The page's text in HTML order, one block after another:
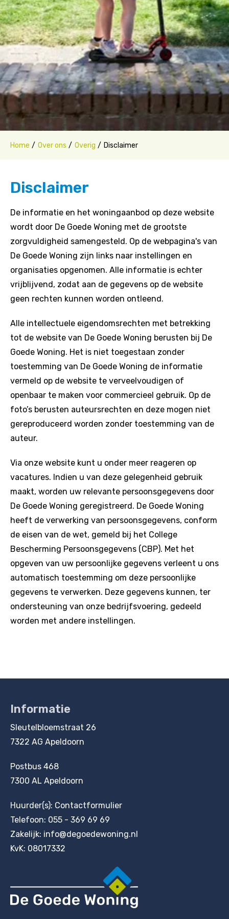
Home Over ons Overig Disclaimer
Disclaimer
De informatie en het woningaanbod op deze website
wordt door De Goede Woning met de grootste
zorgvuldigheid samengesteld. Op de webpagina's van
De Goede Woning zijn links naar instellingen en
organisaties opgenomen. Alle informatie is echter
vrijblijvend, zodat aan de gegevens op de website
geen rechten kunnen worden ontleend.
Alle intellectuele eigendomsrechten met betrekking
tot de website van De Goede Woning berusten bij De
Goede Woning. Het is niet toegestaan zonder
toestemming van De Goede Woning de informatie
vermeld op de website te verveelvoudigen of
openbaar te maken voor commercieel gebruik. Op de
foto’s berusten auteursrechten en deze mogen niet
gereproduceerd worden zonder toestemming van de
auteur.
Via onze website kunt u onder meer reageren op
vacatures. Indien u van deze gelegenheid gebruik
maakt, worden uw relevante persoonsgegevens door
De Goede Woning geregistreerd. De Goede Woning
heeft de verwerking van persoonsgegevens, conform
de eisen van de wet, gemeld bij het College
Bescherming Persoonsgegevens (CBP). Met het
opgeven van uw persoonlijke gegevens verleent u ons
automatisch toestemming om deze persoonlijke
gegevens te verwerken. Deze gegevens kunnen, ter
ondersteuning van onze bedrijfsvoering, gedeeld
worden met andere instellingen.
Contactinformatie
Informatie
Sleutelbloemstraat 26
7322 AG Apeldoorn
Postbus 468
7300 AL Apeldoorn
Huurder(s): Contactformulier
Telefoon: 055 - 369 69 69
Zakelijk: info@degoedewoning.nl
KvK: 08017332